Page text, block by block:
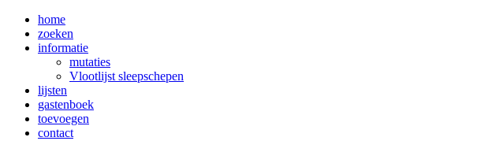
home
zoeken
informatie
mutaties
Vlootlijst sleepschepen
lijsten
gastenboek
toevoegen
contact